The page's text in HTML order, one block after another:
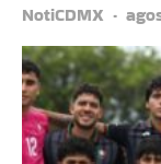
NotiCDMX